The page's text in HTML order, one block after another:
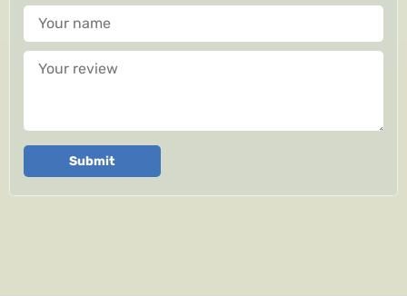
Your name
Your review
Submit